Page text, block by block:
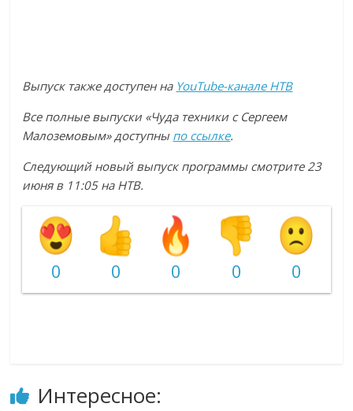
Выпуск также доступен на YouTube-канале НТВ
Все полные выпуски «Чуда техники с Сергеем
Малоземовым» доступны по ссылке.
Следующий новый выпуск программы смотрите 23
июня в 11:05 на НТВ.
0 0 0 0 0
Интересное: